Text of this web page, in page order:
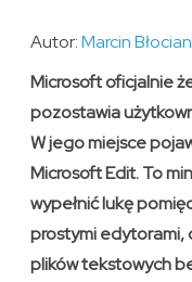
Autor:Marcin Błocian
Microsoft oficjalnie
pozostawia
W jego miejsce
Microsoft Edit. To
wypełnić lukę
prostymi edytorami,
plików tekstowych